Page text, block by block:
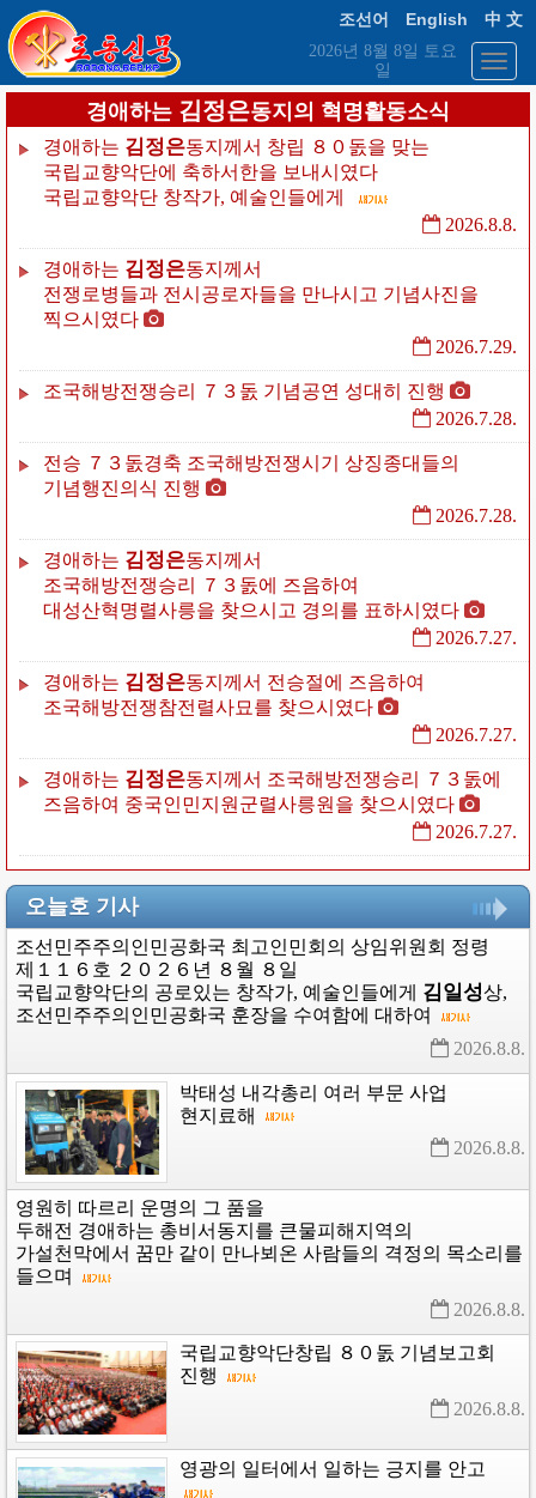
조선어 English
中 文
2026년 8월 8일 토요
일
경애하는 김정은동지의 혁명활동소식
경애하는 김정은동지께서 창립 ８０돐을 맞는
국립교향악단에 축하서한을 보내시였다
국립교향악단 창작가, 예술인들에게
2026.8.8.
경애하는 김정은동지께서
전쟁로병들과 전시공로자들을 만나시고 기념사진을
찍으시였다
2026.7.29.
조국해방전쟁승리 ７３돐 기념공연 성대히 진행
2026.7.28.
전승 ７３돐경축 조국해방전쟁시기
상징종대들의
기념행진의식 진행
2026.7.28.
경애하는 김정은동지께서
조국해방전쟁승리
７３돐에
즈음하여
대성산혁명렬사릉을 찾으시고 경의를 표하시였다
2026.7.27.
경애하는 김정은동지께서 전승절에
즈음하여
조국해방전쟁참전렬사묘를 찾으시였다
2026.7.27.
경애하는 김정은동지께서 조국해방전쟁승리
７３돐에
즈음하여 중국인민지원군렬사릉원을 찾으시였다
2026.7.27.
오늘호 기사
조선민주주의인민공화국 최고인민회의 상임위원회 정령
제１１６호 ２０２６년 ８월 ８일
국립교향악단의 공로있는 창작가, 예술인들에게 김일성상,
조선민주주의인민공화국 훈장을 수여함에 대하여
2026.8.8.
박태성 내각총리 여러 부문 사업
현지료해
2026.8.8.
영원히 따르리 운명의 그 품을
두해전 경애하는 총비서동지를 큰물피해지역의
가설천막에서 꿈만 같이 만나뵈온 사람들의 격정의 목소리를
들으며
2026.8.8.
국립교향악단창립 ８０돐 기념보고회
진행
2026.8.8.
영광의 일터에서 일하는 긍지를 안고